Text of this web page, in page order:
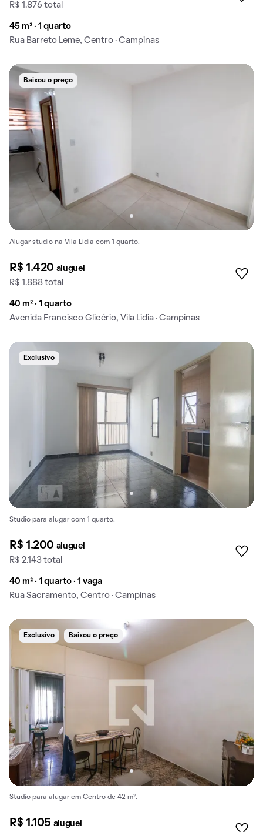
R$ 1.876 total
45 m² · 1 quarto
Rua Barreto Leme, Centro · Campinas
Baixou o preço
Alugar studio na Vila Lidia com 1 quarto.
R$ 1.420 aluguel
R$ 1.888 total
40 m² · 1 quarto
Avenida Francisco Glicério, Vila Lidia · Campinas
Exclusivo
Studio para alugar com 1 quarto.
R$ 1.200 aluguel
R$ 2.143 total
40 m² · 1 quarto · 1 vaga
Rua Sacramento, Centro · Campinas
Exclusivo Baixou o preço
Studio para alugar em Centro de 42 m².
R$ 1.105 aluguel